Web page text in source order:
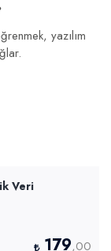
yazılım
Veri
179,00